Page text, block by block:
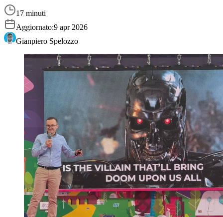
17 minuti
Aggiornato:9 apr 2026
Gianpiero Spelozzo